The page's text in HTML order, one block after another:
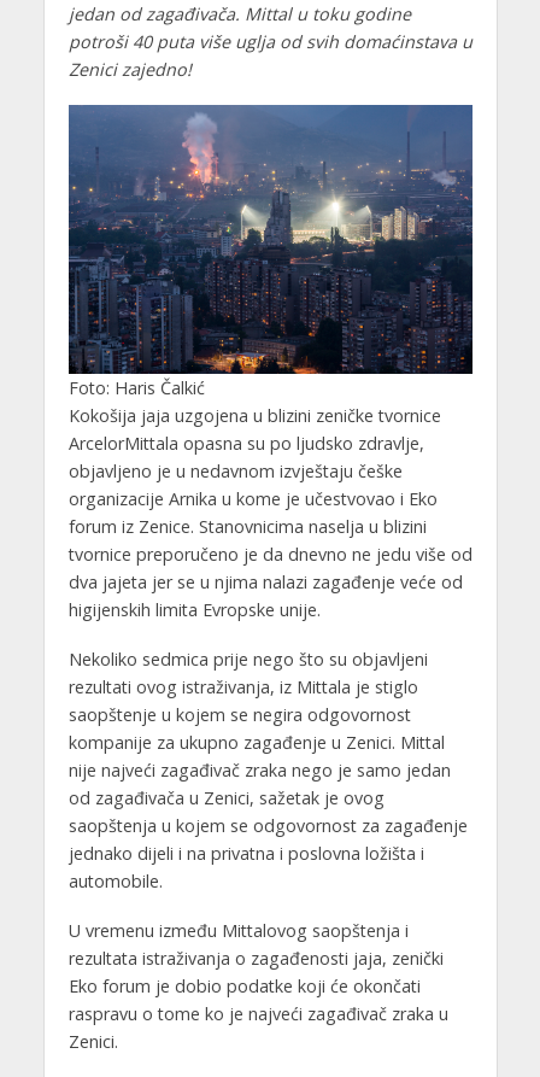
jedan od zagađivača. Mittal u toku godine
potroši 40 puta više uglja od svih domaćinstava u
Zenici zajedno!
Foto: Haris Čalkić
Kokošija jaja uzgojena u blizini zeničke tvornice
ArcelorMittala opasna su po ljudsko zdravlje,
objavljeno je u nedavnom izvještaju češke
organizacije Arnika u kome je učestvovao i Eko
forum iz Zenice. Stanovnicima naselja u blizini
tvornice preporučeno je da dnevno ne jedu više od
dva jajeta jer se u njima nalazi zagađenje veće od
higijenskih limita Evropske unije.
Nekoliko sedmica prije nego što su objavljeni
rezultati ovog istraživanja, iz Mittala je stiglo
saopštenje u kojem se negira odgovornost
kompanije za ukupno zagađenje u Zenici. Mittal
nije najveći zagađivač zraka nego je samo jedan
od zagađivača u Zenici, sažetak je ovog
saopštenja u kojem se odgovornost za zagađenje
jednako dijeli i na privatna i poslovna ložišta i
automobile.
U vremenu između Mittalovog saopštenja i
rezultata istraživanja o zagađenosti jaja, zenički
Eko forum je dobio podatke koji će okončati
raspravu o tome ko je najveći zagađivač zraka u
Zenici.